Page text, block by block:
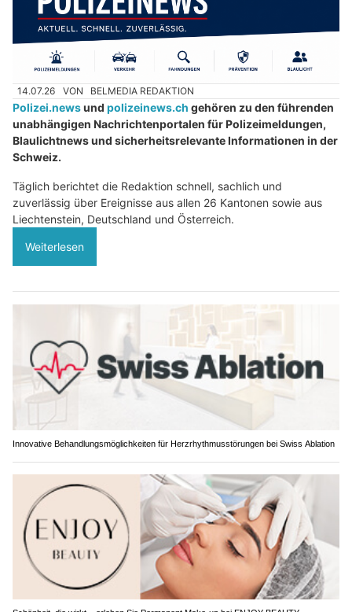
14.07.26 VON BELMEDIA REDAKTION
Polizei.newsund polizeinews.ch gehören zu den führenden
unabhängigen Nachrichtenportalen für Polizeimeldungen,
Blaulichtnews und sicherheitsrelevante Informationen in der
Schweiz.
Täglich berichtet die Redaktion schnell, sachlich und
zuverlässig über Ereignisse aus allen 26 Kantonen sowie aus
Liechtenstein, Deutschland und Österreich.
Weiterlesen
Innovative Behandlungsmöglichkeiten für Herzrhythmusstörungen bei Swiss Ablation